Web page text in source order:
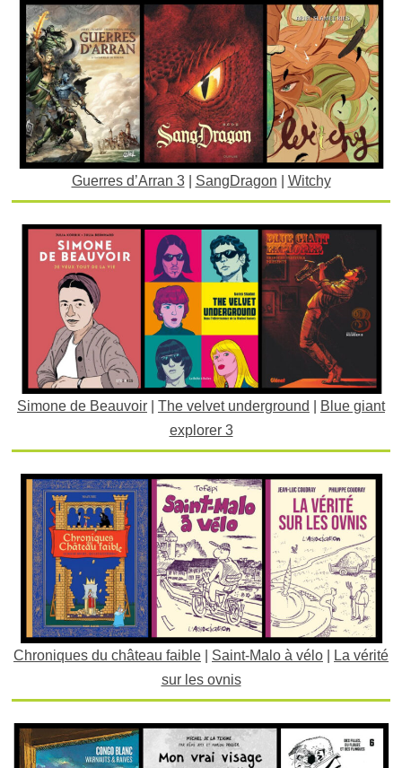
Guerres d’Arran 3| SangDragon Witchy
Simone de Beauvoir The velvet underground
Blue giant
explorer 3
Chroniques du château faible Saint-Malo à vélo
La vérité
sur les ovnis